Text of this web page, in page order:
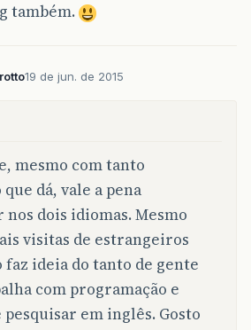
também.
19 de jun. de 2015
mesmo com tanto
dá, vale a pena
nos dois idiomas. Mesmo
visitas de estrangeiros
faz ideia do tanto de gente
com programação e
pesquisar em inglês. Gosto